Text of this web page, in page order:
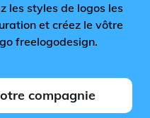
les styles de logos les
et créez le vôtre
freelogodesign.